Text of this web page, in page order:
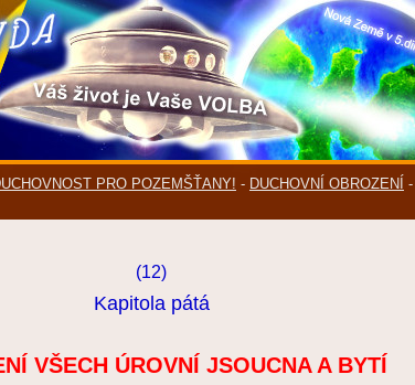
PRO POZEMŠŤANY! - DUCHOVNÍ OBROZENÍ -
(12)
Kapitola pátá
VŠECH ÚROVNÍ JSOUCNA A BYTÍ